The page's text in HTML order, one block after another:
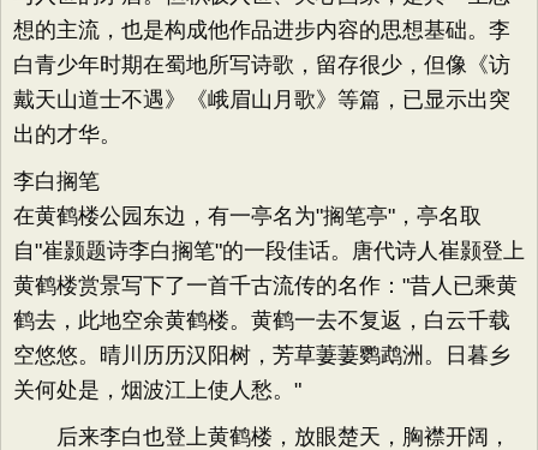
想的主流，也是构成他作品进步内容的思想基础。李
白青少年时期在蜀地所写诗歌，留存很少，但像《访
戴天山道士不遇》《峨眉山月歌》等篇，已显示出突
出的才华。
李白搁笔
在黄鹤楼公园东边，有一亭名为"搁笔亭"，亭名取
自"崔颢题诗李白搁笔"的一段佳话。唐代诗人崔颢登上
黄鹤楼赏景写下了一首千古流传的名作："昔人已乘黄
鹤去，此地空余黄鹤楼。黄鹤一去不复返，白云千载
空悠悠。晴川历历汉阳树，芳草萋萋鹦鹉洲。日暮乡
关何处是，烟波江上使人愁。"
后来李白也登上黄鹤楼，放眼楚天，胸襟开阔，